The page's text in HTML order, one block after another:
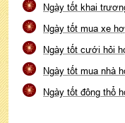
Ngày tốt khai
Ngày tốt mua xe
Ngày tốt cưới hỏi
Ngày tốt mua nhà
Ngày tốt động thổ